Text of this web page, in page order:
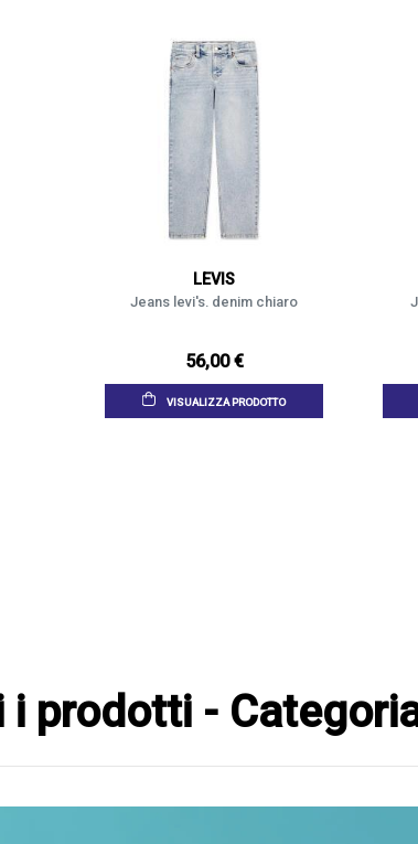
LEVIS
Jeans levi's. denim chiaro
56,00 €
VISUALIZZA PRODOTTO
i prodotti -